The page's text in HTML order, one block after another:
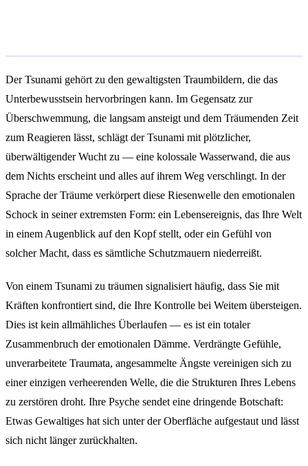
Der Tsunami gehört zu den gewaltigsten Traumbildern, die das
Unterbewusstsein hervorbringen kann. Im Gegensatz zur
Überschwemmung, die langsam ansteigt und dem Träumenden Zeit
zum Reagieren lässt, schlägt der Tsunami mit plötzlicher,
überwältigender Wucht zu — eine kolossale Wasserwand, die aus
dem Nichts erscheint und alles auf ihrem Weg verschlingt. In der
Sprache der Träume verkörpert diese Riesenwelle den emotionalen
Schock in seiner extremsten Form: ein Lebensereignis, das Ihre Welt
in einem Augenblick auf den Kopf stellt, oder ein Gefühl von
solcher Macht, dass es sämtliche Schutzmauern niederreißt.
Von einem Tsunami zu träumen signalisiert häufig, dass Sie mit
Kräften konfrontiert sind, die Ihre Kontrolle bei Weitem übersteigen.
Dies ist kein allmähliches Überlaufen — es ist ein totaler
Zusammenbruch der emotionalen Dämme. Verdrängte Gefühle,
unverarbeitete Traumata, angesammelte Ängste vereinigen sich zu
einer einzigen verheerenden Welle, die die Strukturen Ihres Lebens
zu zerstören droht. Ihre Psyche sendet eine dringende Botschaft:
Etwas Gewaltiges hat sich unter der Oberfläche aufgestaut und lässt
sich nicht länger zurückhalten.